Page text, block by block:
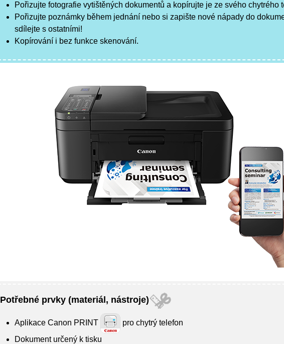
Pořizujte fotografie vytištěných dokumentů a kopírujte je ze svého chytrého
Pořizujte poznámky během jednání nebo si zapište nové nápady do
sdílejte s ostatními!
Kopírování i bez funkce skenování.
Potřebné prvky (materiál, nástroje)
Aplikace Canon PRINT
pro chytrý telefon
Dokument určený k tisku